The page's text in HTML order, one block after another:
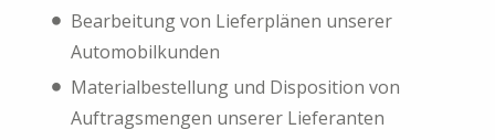
Bearbeitung von Lieferplänen unserer
Automobilkunden
Materialbestellung und Disposition von
Auftragsmengen unserer Lieferanten